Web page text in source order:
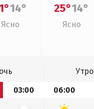
14°
Ясно
25°14°
Ясно
Утро
03:00 06:00